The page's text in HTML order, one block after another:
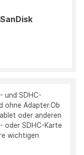
und SDHC-
ohne Adapter.Ob
oder anderen
oder SDHC-Karte
wichtigen